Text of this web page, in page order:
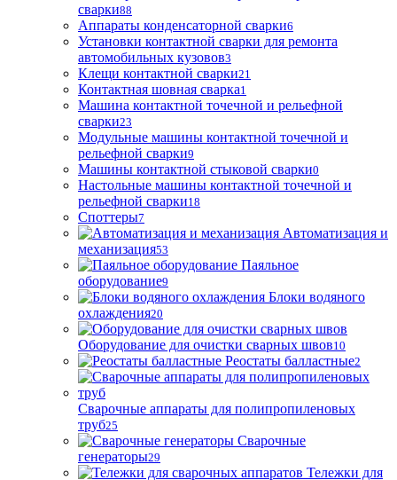
сварки88
Аппараты конденсаторной сварки6
Установки контактной сварки для ремонта
автомобильных кузовов3
Клещи контактной сварки21
Контактная шовная сварка1
Машина контактной точечной и рельефной
сварки23
Модульные машины контактной точечной и
рельефной сварки9
Машины контактной стыковой сварки0
Настольные машины контактной точечной и
рельефной сварки18
Споттеры7
Автоматизация и
механизация53
Паяльное
оборудование9
Блоки водяного
охлаждения20
Оборудование для очистки сварных швов10
Реостаты балластные2
Сварочные аппараты для полипропиленовых
труб25
Сварочные
генераторы29
Тележки для